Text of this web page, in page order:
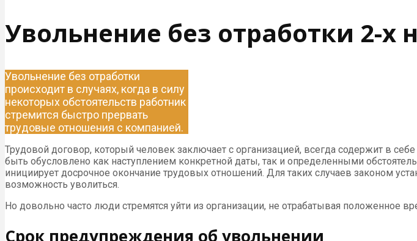
Увольнение без отработки 2-х
Увольнение без отработки
происходит в случаях, когда в силу
некоторых обстоятельств работник
стремится быстро прервать
трудовые отношения с компанией.
Трудовой договор, который человек заключает с организацией, всегда содержит в
быть обусловлено как наступлением конкретной даты, так и определенными
инициирует досрочное окончание трудовых отношений. Для таких случаев законом
возможность уволиться.
Но довольно часто люди стремятся уйти из организации, не отрабатывая положенное
Срок предупреждения об увольнении